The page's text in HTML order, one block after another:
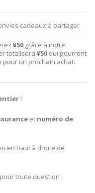
cadeaux à partager
¥50 grâce à notre
totalisera ¥50 qui pourront
un prochain achat.
!
et numéro de
en haut à droite de
toute question :